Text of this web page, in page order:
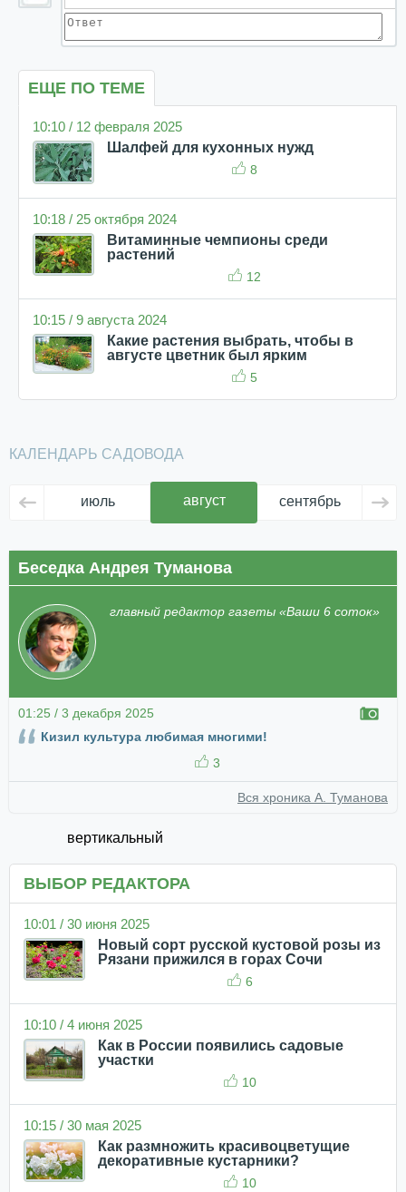
ЕЩЕ ПО ТЕМЕ
10:10 / 12 февраля 2025
Шалфей для кухонных нужд
8
10:18 / 25 октября 2024
Витаминные чемпионы среди
растений
12
10:15 / 9 августа 2024
Какие растения выбрать, чтобы в
августе цветник был ярким
5
КАЛЕНДАРЬ САДОВОДА
июль август сентябрь
Беседка Андрея Туманова
главный редактор газеты «Ваши 6 соток»
01:25 / 3 декабря 2025
Кизил культура любимая многими!
3
Вся хроника А. Туманова
вертикальный
ВЫБОР РЕДАКТОРА
10:01 / 30 июня 2025
Новый сорт русской кустовой розы из
Рязани прижился в горах Сочи
6
10:10 / 4 июня 2025
Как в России появились садовые
участки
10
10:15 / 30 мая 2025
Как размножить красивоцветущие
декоративные кустарники?
10